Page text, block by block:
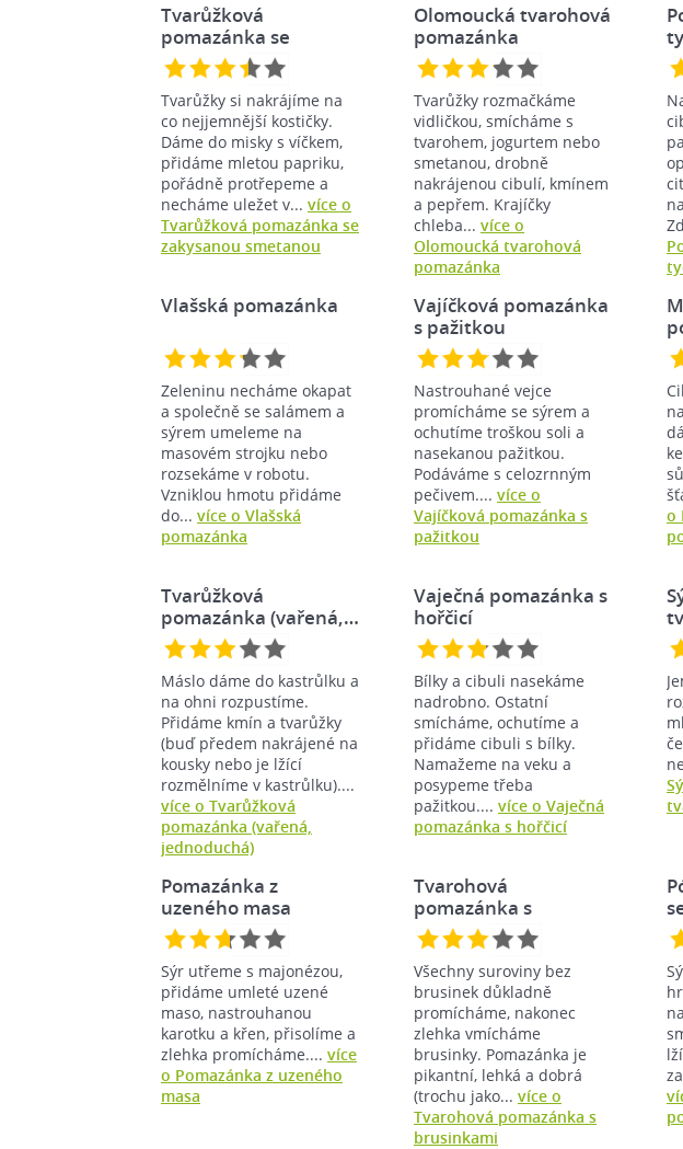
Tvarůžková
pomazánka se
zakysanou…
Tvarůžky si nakrájíme na
co nejjemnější kostičky.
Dáme do misky s víčkem,
přidáme mletou papriku,
pořádně protřepeme a
necháme uležet v... více o
Tvarůžková pomazánka se
zakysanou smetanou
Olomoucká tvarohová
pomazánka
Tvarůžky rozmačkáme
vidličkou, smícháme s
tvarohem, jogurtem nebo
smetanou, drobně
nakrájenou cibulí, kmínem
a pepřem. Krajíčky
chleba... více o
Olomoucká tvarohová
pomazánka
Vlašská pomazánka
Zeleninu necháme okapat
a společně se salámem a
sýrem umeleme na
masovém strojku nebo
rozsekáme v robotu.
Vzniklou hmotu přidáme
do... více o Vlašská
pomazánka
Vajíčková pomazánka
s pažitkou
Nastrouhané vejce
promícháme se sýrem a
ochutíme troškou soli a
nasekanou pažitkou.
Podáváme s celozrnným
pečivem.... více o
Vajíčková pomazánka s
pažitkou
o
Tvarůžková
pomazánka (vařená,…
Máslo dáme do kastrůlku a
na ohni rozpustíme.
Přidáme kmín a tvarůžky
(buď předem nakrájené na
kousky nebo je lžící
rozmělníme v kastrůlku)....
více o Tvarůžková
pomazánka (vařená,
jednoduchá)
Vaječná pomazánka s
hořčicí
Bílky a cibuli nasekáme
nadrobno. Ostatní
smícháme, ochutíme a
přidáme cibuli s bílky.
Namažeme na veku a
posypeme třeba
pažitkou.... více o Vaječná
pomazánka s hořčicí
Pomazánka z
uzeného masa
Sýr utřeme s majonézou,
přidáme umleté uzené
maso, nastrouhanou
karotku a křen, přisolíme a
zlehka promícháme.... více
o Pomazánka z uzeného
masa
Tvarohová
pomazánka s
brusinkami
Všechny suroviny bez
brusinek důkladně
promícháme, nakonec
zlehka vmícháme
brusinky. Pomazánka je
pikantní, lehká a dobrá
(trochu jako... více o
Tvarohová pomazánka s
brusinkami